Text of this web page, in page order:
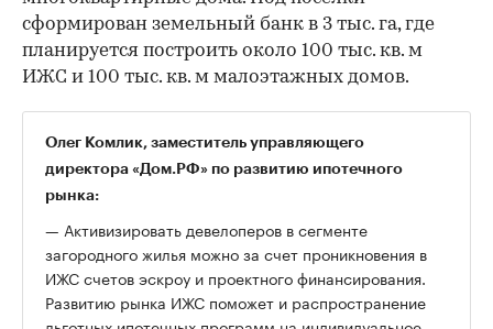
сформирован земельный банк в 3 тыс. га, где
планируется построить около 100 тыс. кв. м
ИЖС и 100 тыс. кв. м малоэтажных домов.
Олег Комлик, заместитель управляющего
директора «Дом.РФ» по развитию ипотечного
рынка:
— Активизировать девелоперов в сегменте
загородного жилья можно за счет проникновения в
ИЖС счетов эскроу и проектного финансирования.
Развитию рынка ИЖС поможет и распространение